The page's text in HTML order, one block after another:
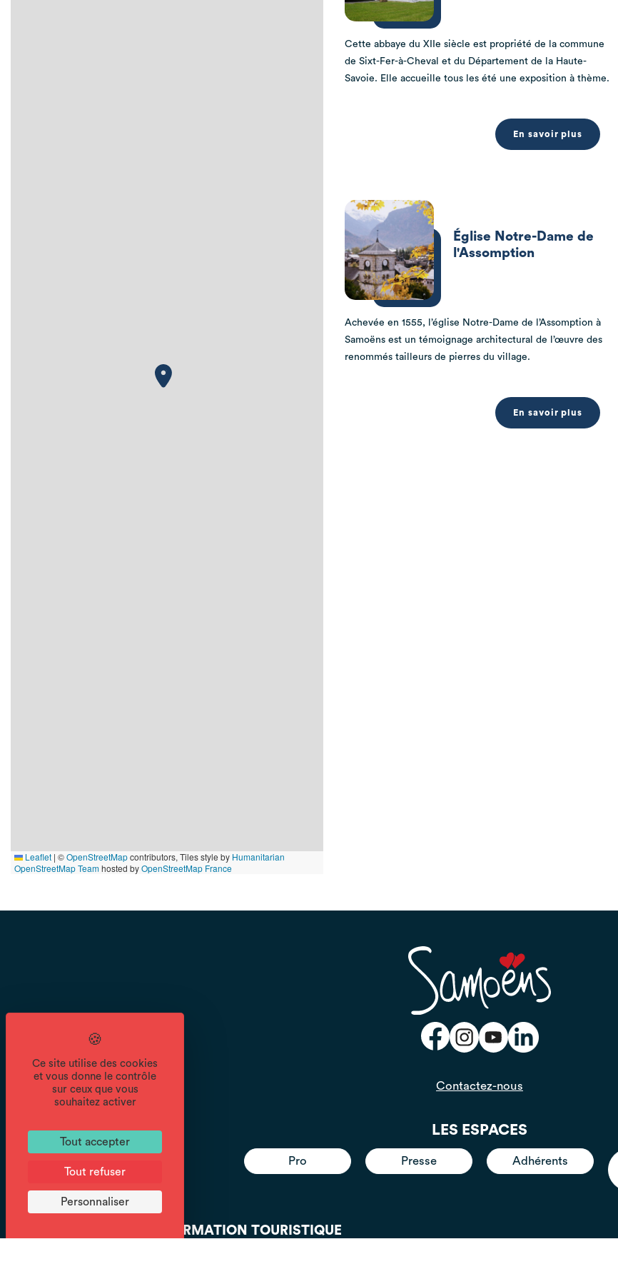
Leaflet | ©OpenStreetMapcontributors, Tiles style by Humanitarian
OpenStreetMap Teamhosted byOpenStreetMap France
Cette abbaye du XIIe siècle est propriété de la commune
de Sixt-Fer-à-Cheval et du Département de la Haute-
Savoie. Elle accueille tous les été une exposition à thème.
En savoir plus
Église Notre-Dame de
l'Assomption
Achevée en 1555, l’église Notre-Dame de l’Assomption à
Samoëns est un témoignage architectural de l’œuvre des
renommés tailleurs de pierres du village.
En savoir plus
Contactez-nous
LES ESPACES
Pro Presse Adhérents
INFORMATION TOURISTIQUE
Ce site utilise des cookies
et vous donne le contrôle
sur ceux que vous
souhaitez activer
Tout accepter
Tout refuser
Personnaliser